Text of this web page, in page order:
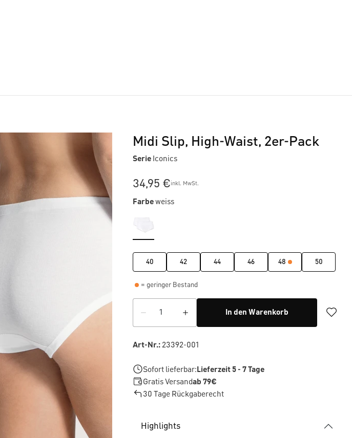
Midi Slip, High-Waist, 2er-Pack
Serie Iconics
34,95 €inkl. MwSt.
Farbeweiss
40 42 44 46 48 50
= geringer Bestand
In den Warenkorb
Art-Nr.:23392-001
Sofort lieferbar: Lieferzeit 5 - 7 Tage
Gratis Versandab 79€
30 Tage Rückgaberecht
Highlights